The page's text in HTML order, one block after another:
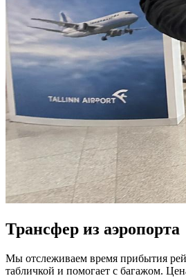
Трансфер из аэропорта
Мы отслеживаем время прибытия
табличкой и помогает с багажом.